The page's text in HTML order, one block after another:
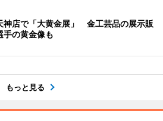
神店で「大黄金展」 金工芸品の展示販
手の黄金像も
もっと見る